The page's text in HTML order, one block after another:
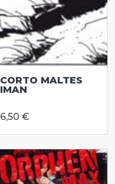
CORTO MALTES
IMAN
6,50 €